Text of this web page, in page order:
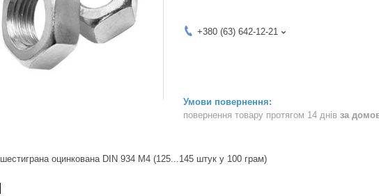
+380 (63) 642-12-21
повернення товару протягом 14 днів за
шестиграна оцинкована DIN 934 М4 (125 ...145 штук у 100 грам)